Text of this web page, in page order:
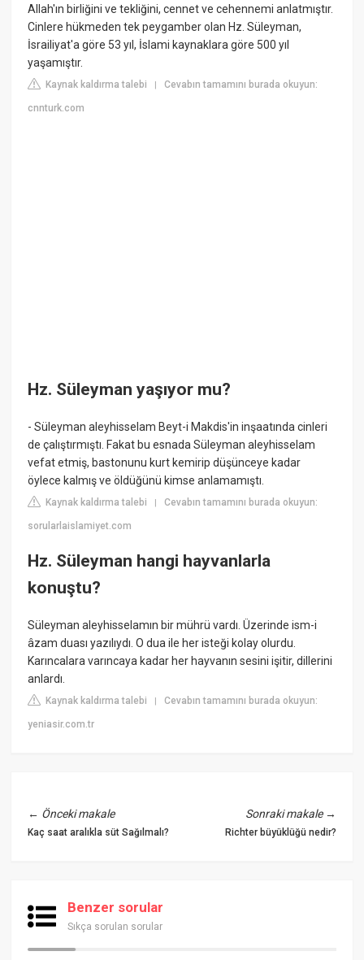
Allah'ın birliğini ve tekliğini, cennet ve cehennemi anlatmıştır.
Cinlere hükmeden tek peygamber olan Hz. Süleyman,
İsrailiyat'a göre 53 yıl, İslami kaynaklara göre 500 yıl
yaşamıştır.
Kaynak kaldırma talebi |Cevabın tamamını burada okuyun:
cnnturk.com
Hz. Süleyman yaşıyor mu?
- ​Süleyman aleyhisselam Beyt-i Makdis'in inşaatında cinleri
de çalıştırmıştı. Fakat bu esnada Süleyman aleyhisselam
vefat etmiş, bastonunu kurt kemirip düşünceye kadar
öylece kalmış ve öldüğünü kimse anlamamıştı.
Kaynak kaldırma talebi |Cevabın tamamını burada okuyun:
sorularlaislamiyet.com
Hz. Süleyman hangi hayvanlarla
konuştu?
Süleyman aleyhisselamın bir mührü vardı. Üzerinde ism-i
âzam duası yazılıydı. O dua ile her isteği kolay olurdu.
Karıncalara varıncaya kadar her hayvanın sesini işitir, dillerini
anlardı.
Kaynak kaldırma talebi |Cevabın tamamını burada okuyun:
yeniasir.com.tr
← Önceki makale
Kaç saat aralıkla süt Sağılmalı?
Sonraki makale→
Richter büyüklüğü nedir?
Benzer sorular
Sıkça sorulan sorular